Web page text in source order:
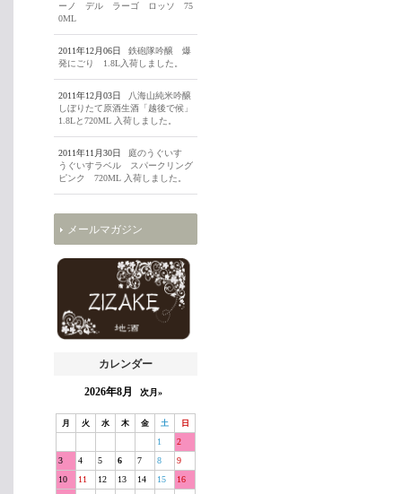
ーノ デル ラーゴ ロッソ 75
0ML
2011年12月06日
鉄砲隊吟醸 爆
発にごり 1.8L入荷しました。
2011年12月03日
八海山純米吟醸
しぼりたて原酒生酒「越後で候」
1.8Lと720ML 入荷しました。
2011年11月30日
庭のうぐいす
うぐいすラベル スパークリング
ピンク 720ML 入荷しました。
メールマガジン
カレンダー
2026年8月 次月»
月 火 水 木 金 土 日
1
2
3
4 5 6 7 8
9
10
11 12 13 14 15
16